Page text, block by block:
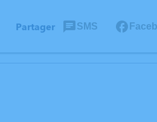
Partager SMS